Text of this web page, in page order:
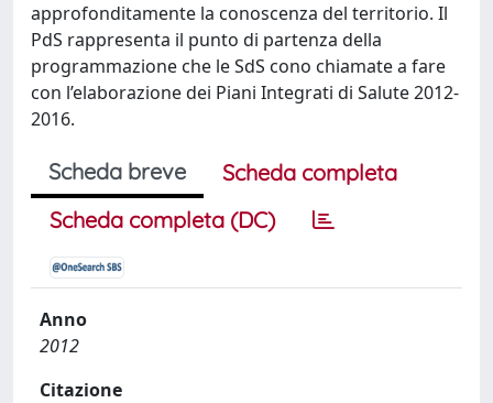
approfonditamente la conoscenza del territorio. Il
PdS rappresenta il punto di partenza della
programmazione che le SdS cono chiamate a fare
con l’elaborazione dei Piani Integrati di Salute 2012-
2016.
Scheda breve
Scheda completa
Scheda completa (DC)
Anno
2012
Citazione